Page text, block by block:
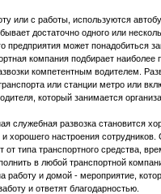
или с работы, используются
достаточно одного или
может понадобиться
компания подбирает
компетентным водителем.
или станции метро или
который занимается
служебная развозка становится
хорошего настроения
типа транспортного средства,
в любой транспортной
работу и домой - мероприятие,
и ответят благодарностью.